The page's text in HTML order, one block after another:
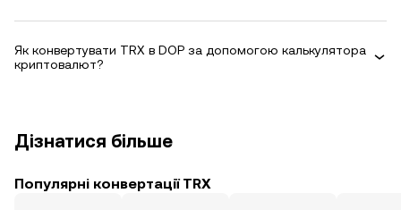
Як конвертувати TRX в DOP за допомогою калькулятора
криптовалют?
Дізнатися більше
Популярні конвертації TRX